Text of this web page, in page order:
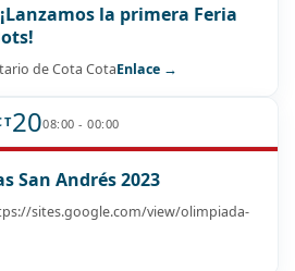
la primera Feria
de Cota CotaEnlace →
2008:00 - 00:00
San Andrés 2023
sites.google.com/view/olimpiada-